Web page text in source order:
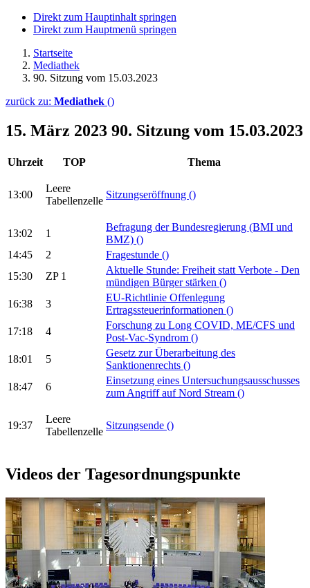
Direkt zum Hauptinhalt springen
Direkt zum Hauptmenü springen
Startseite
Mediathek
90. Sitzung vom 15.03.2023
zurück zu: Mediathek ()
15. März 2023 90. Sitzung vom 15.03.2023
Uhrzeit TOP Thema
13:00
Leere
Tabellenzelle
Sitzungseröffnung ()
13:02 1
Befragung der Bundesregierung (BMI und
BMZ) ()
14:45
2 Fragestunde ()
15:30
ZP 1
Aktuelle Stunde: Freiheit statt Verbote - Den
mündigen Bürger stärken ()
16:38
3
EU-Richtlinie Offenlegung
Ertragssteuerinformationen ()
17:18
4
Forschung zu Long COVID, ME/CFS und
Post-Vac-Syndrom ()
18:01
5
Gesetz zur Überarbeitung des
Sanktionenrechts ()
18:47
6
Einsetzung eines Untersuchungsausschusses
zum Angriff auf Nord Stream ()
19:37
Leere
Tabellenzelle
Sitzungsende ()
Videos der Tagesordnungspunkte